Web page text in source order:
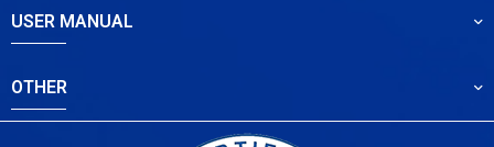
USER MANUAL
OTHER